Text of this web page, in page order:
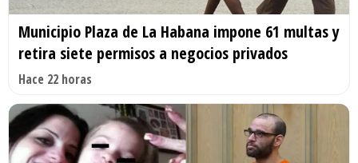
Municipio Plaza de La Habana impone 61 multas y
retira siete permisos a negocios privados
Hace 22 horas